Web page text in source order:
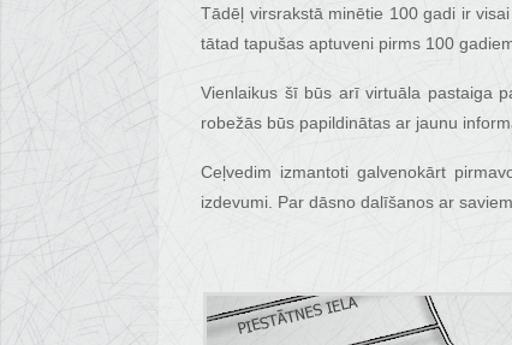
Tādēļ virsrakstā minētie 100 gadi ir
tātad tapušas aptuveni pirms 100
Vienlaikus šī būs arī virtuāla pastaiga
robežās būs papildinātas ar jaunu
Ceļvedim izmantoti galvenokārt
izdevumi. Par dāsno dalīšanos ar